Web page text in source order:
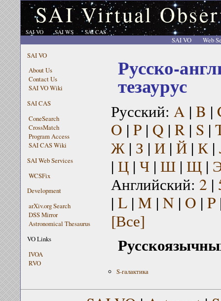
SAI Virtual
SAI VO SAI WS SAI CAS
SAI VO
Web
SAI VO
About Us
Contact Us
SAI VO Wiki
SAI CAS
ConeSearch
CrossMatch
Program Access
SAI CAS Wiki
SAI Web Services
WCSFix
Development
arXiv.org Search
DSS Mirror
Astronomical Thesaurus
VO Links
IVOA
RVO
Русско-
тезаурус
Русский: A | B |
O | P| Q | R| S |
Ж| З | И| Й| К|
| Ц| Ч| Ш| Щ|
Английский: 2 |
| L| M | N | O | P
[Все]
S-галактика